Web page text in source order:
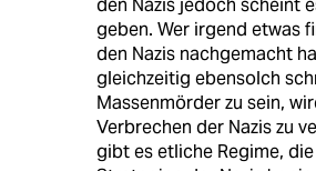
den Nazis jedoch scheint
geben. Wer irgend etwas
den Nazis nachgemacht
gleichzeitig ebensolch
Massenmörder zu sein,
Verbrechen der Nazis zu
gibt es etliche Regime,